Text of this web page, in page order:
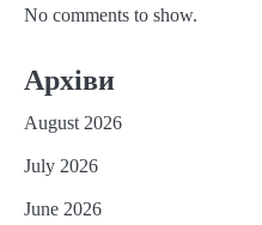
No comments to show.
Архіви
August 2026
July 2026
June 2026